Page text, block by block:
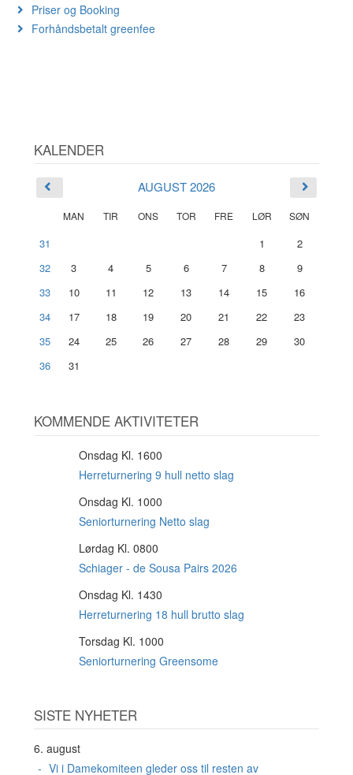
Priser og Booking
Forhåndsbetalt greenfee
KALENDER
AUGUST 2026
MAN TIR ONS TOR FRE LØR SØN
31 1
2
32
3 4 5 6 7 8
9
33
10 11 12 13 14 15
16
34
17 18 19 20 21 22
23
35
24 25 26 27 28 29
30
36
31
KOMMENDE AKTIVITETER
Onsdag Kl. 1600
Herreturnering 9 hull netto slag
Onsdag Kl. 1000
Seniorturnering Netto slag
Lørdag Kl. 0800
Schiager - de Sousa Pairs 2026
Onsdag Kl. 1430
Herreturnering 18 hull brutto slag
Torsdag Kl. 1000
Seniorturnering Greensome
SISTE NYHETER
6. august
Vi i Damekomiteen gleder oss til resten av